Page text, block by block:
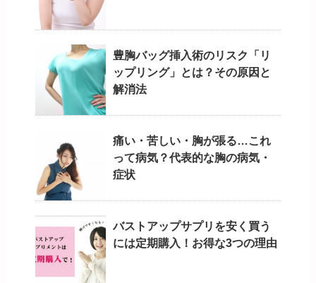
豊胸バッグ挿入術のリスク「リ
ップリング」とは？その原因と
解消法
痛い・苦しい・胸が張る…これ
って病気？代表的な胸の病気・
症状
バストアップサプリを安く買う
には定期購入！お得な3つの理由